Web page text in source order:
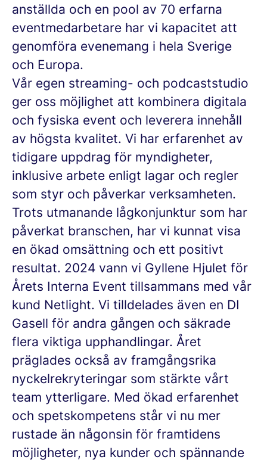
anställda och en pool av 70 erfarna
eventmedarbetare har vi kapacitet att
genomföra evenemang i hela Sverige
och Europa.
Vår egen streaming- och podcaststudio
ger oss möjlighet att kombinera digitala
och fysiska event och leverera innehåll
av högsta kvalitet. Vi har erfarenhet av
tidigare uppdrag för myndigheter,
inklusive arbete enligt lagar och regler
som styr och påverkar verksamheten.
Trots utmanande lågkonjunktur som har
påverkat branschen, har vi kunnat visa
en ökad omsättning och ett positivt
resultat. 2024 vann vi Gyllene Hjulet för
Årets Interna Event tillsammans med vår
kund Netlight. Vi tilldelades även en DI
Gasell för andra gången och säkrade
flera viktiga upphandlingar. Året
präglades också av framgångsrika
nyckelrekryteringar som stärkte vårt
team ytterligare. Med ökad erfarenhet
och spetskompetens står vi nu mer
rustade än någonsin för framtidens
möjligheter, nya kunder och spännande